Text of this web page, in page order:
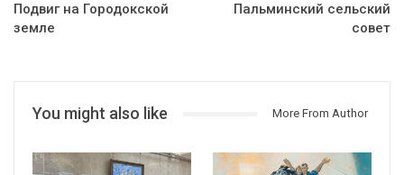
Подвиг на Городокской
земле
Пальминский сельский
совет
You might also like More From Author